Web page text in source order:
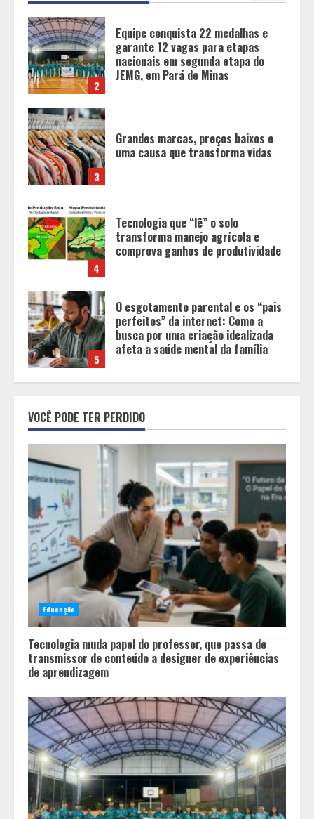
3
Grandes marcas, preços baixos e
uma causa que transforma vidas
4
Tecnologia que “lê” o solo
transforma manejo agrícola e
comprova ganhos de produtividade
5
O esgotamento parental e os “pais
perfeitos” da internet: Como a
busca por uma criação idealizada
afeta a saúde mental da família
1
Tecnologia muda papel do
professor, que passa de
transmissor de conteúdo a
designer de experiências de
aprendizagem
2
garante 12 vagas para etapas
nacionais em segunda etapa do
JEMG, em Pará de Minas
3
Grandes marcas, preços baixos e
uma causa que transforma vidas
Tecnologia que “lê” o solo
transforma manejo agrícola e
comprova ganhos de produtividade
VOCÊ PODE TER PERDIDO
Educação
Tecnologia muda papel do professor, que passa de
transmissor de conteúdo a designer de experiências
de aprendizagem